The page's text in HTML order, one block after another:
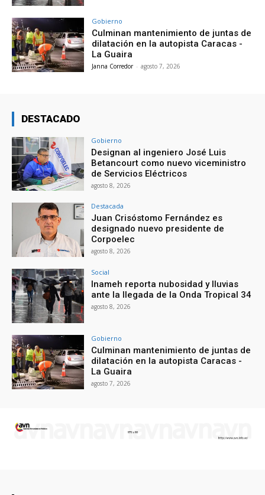
Gobierno
Culminan mantenimiento de juntas de
dilatación en la autopista Caracas -
La Guaira
Janna Corredor - agosto 7, 2026
DESTACADO
Gobierno
Designan al ingeniero José Luis
Betancourt como nuevo viceministro
de Servicios Eléctricos
agosto 8, 2026
Destacada
Juan Crisóstomo Fernández es
designado nuevo presidente de
Corpoelec
agosto 8, 2026
Social
Inameh reporta nubosidad y lluvias
ante la llegada de la Onda Tropical 34
agosto 8, 2026
Gobierno
Culminan mantenimiento de juntas de
dilatación en la autopista Caracas -
La Guaira
agosto 7, 2026